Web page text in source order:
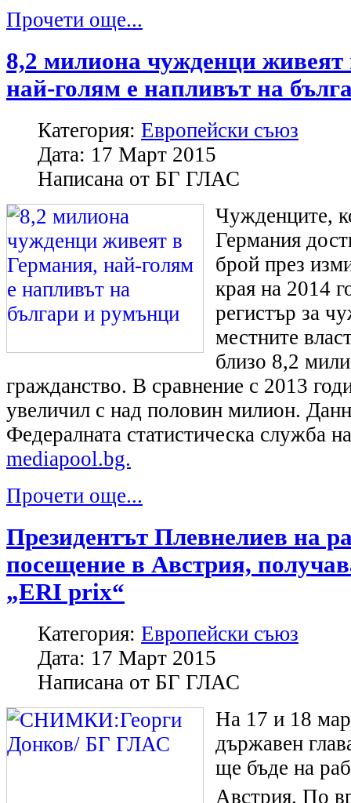
Прочети още...
8,2 милиона чужденци
най-голям е напливът на
Категория: Европейски съюз
Дата: 17 Март 2015
Написана от БГ ГЛАС
Чужденците,
Германия
брой през
края на 2014
регистър за
местните
близо 8,2
гражданство. В сравнение с 2013
увеличил с над половин милион.
Федералната статистическа служба
mediapool.bg.
Прочети още...
Президентът Плевнелиев на
посещение в Австрия,
„ERI prix“
Категория: Европейски съюз
Дата: 17 Март 2015
Написана от БГ ГЛАС
На 17 и 18
държавен
ще бъде на
Австрия. По